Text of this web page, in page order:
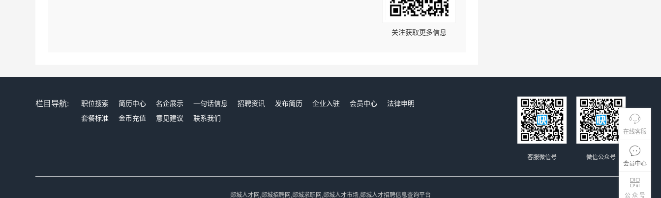
在线客服
会员中心
公 众 号
关注获取更多信息
栏目导航: 职位搜索 简历中心 名企展示 一句话信息 招聘资讯 发布简历 企业入驻 会员中心
法律申明
套餐标准
金币充值 意见建议 联系我们
微信公众号
客服微信号
郯城人才网,郯城招聘网,郯城求职网,郯城人才市场,郯城人才招聘信息查询平台